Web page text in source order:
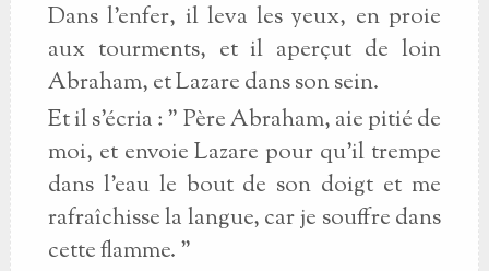
Dans l'enfer, il leva les yeux, en proie
aux tourments, et il aperçut de loin
Abraham, et Lazare dans son sein.
Et il s'écria : " Père Abraham, aie pitié de
moi, et envoie Lazare pour qu'il trempe
dans l'eau le bout de son doigt et me
rafraîchisse la langue, car je souffre dans
cette flamme. "